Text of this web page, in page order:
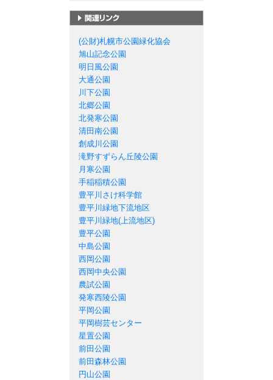
(公財)札幌市公園緑化協会
旭山記念公園
明日風公園
大通公園
川下公園
北郷公園
北発寒公園
清田南公園
創成川公園
滝野すずらん丘陵公園
月寒公園
手稲稲積公園
豊平川さけ科学館
豊平川緑地下流地区
豊平川緑地(上流地区)
豊平公園
中島公園
西岡公園
西岡中央公園
農試公園
発寒西陵公園
平岡公園
平岡樹芸センター
星置公園
前田公園
前田森林公園
円山公園